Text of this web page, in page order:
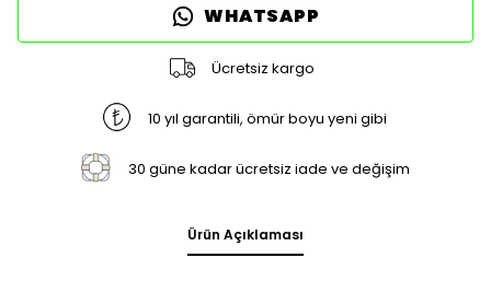
WHATSAPP
Ücretsiz kargo
10 yıl garantili, ömür boyu yeni gibi
30 güne kadar ücretsiz iade ve değişim
Ürün Açıklaması